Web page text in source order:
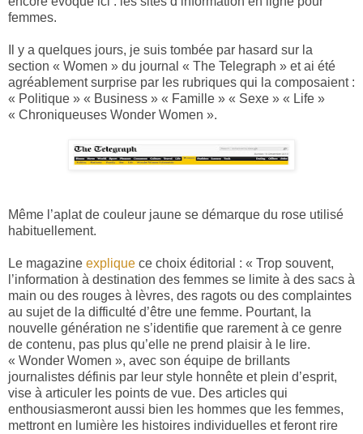
femmes.
Il y a quelques jours, je suis tombée par hasard sur la
section « Women » du journal « The Telegraph » et ai été
agréablement surprise par les rubriques qui la composaient :
« Politique » « Business » « Famille » « Sexe » « Life »
« Chroniqueuses Wonder Women ».
Même l’aplat de couleur jaune se démarque du rose utilisé
habituellement.
Le magazine explique ce choix éditorial : « Trop souvent,
l’information à destination des femmes se limite à des sacs à
main ou des rouges à lèvres, des ragots ou des complaintes
au sujet de la difficulté d’être une femme. Pourtant, la
nouvelle génération ne s’identifie que rarement à ce genre
de contenu, pas plus qu’elle ne prend plaisir à le lire.
« Wonder Women », avec son équipe de brillants
journalistes définis par leur style honnête et plein d’esprit,
vise à articuler les points de vue. Des articles qui
enthousiasmeront aussi bien les hommes que les femmes,
mettront en lumière les histoires individuelles et feront rire